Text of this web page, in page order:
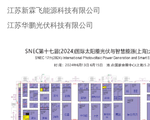
江苏新霖飞能源科技有限公司
江苏华鹏光伏科技有限公司